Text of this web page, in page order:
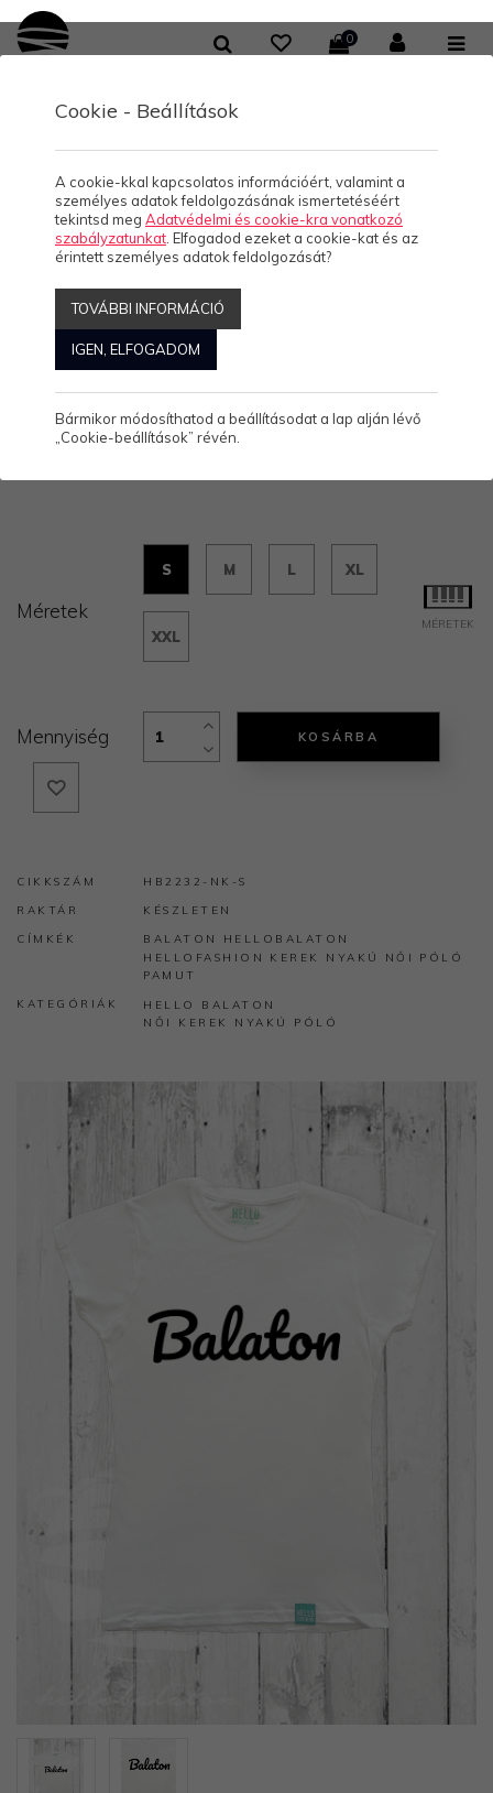
0
KOLLEKCIÓK/ HELLO BALATON
BALATON FELIRAT-NŐI
PÓLÓ
BALATON FELIRAT-
NŐI PÓLÓ
4.490 Ft/db
Méretek
S M L XL
XXL
MÉRETEK
Mennyiség KOSÁRBA
CIKKSZÁM
HB2232-NK-S
RAKTÁR
KÉSZLETEN
CÍMKÉK
BALATON
HELLOBALATON
HELLOFASHION
KEREK NYAKÚ NŐI
PÓLÓ
PAMUT
KATEGÓRIÁK
HELLO BALATON
NŐI KEREK NYAKÚ PÓLÓ
Cookie - Beállítások
A cookie-kkal kapcsolatos információért, valamint a
személyes adatok feldolgozásának ismertetéséért
tekintsd meg Adatvédelmi és cookie-kra vonatkozó
szabályzatunkat . Elfogadod ezeket a cookie-kat és az
érintett személyes adatok feldolgozását?
TOVÁBBI INFORMÁCIÓ
IGEN, ELFOGADOM
Bármikor módosíthatod a beállításodat a lap alján lévő
„Cookie-beállítások” révén.